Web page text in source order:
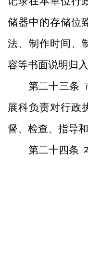
储器中的存储位
法、制作时间、
容等书面说明归入
第二十三条
展科负责对行政
督、检查、指导和
第二十四条